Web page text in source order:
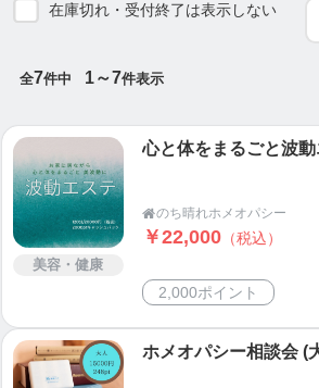
校に通いました。
この通学するかどうかを決定した
ずっと「私にしかできない何か
がなかなか見つかりませんでした
ホメオパシーに出会う前は、強い
無く、勉強もしたことが無かった
まさか自分が事業をするなんて考
せんでした。
３６歳
学校への入学金を振り込む際には
在庫切れ・受付終了は表示しない
全7件中 1～7件表示
美容・健康
心と体をまるごと波
のち晴れホメオパシー
￥22,000 （税込）
2,000ポイント
ホメオパシー相談会 (